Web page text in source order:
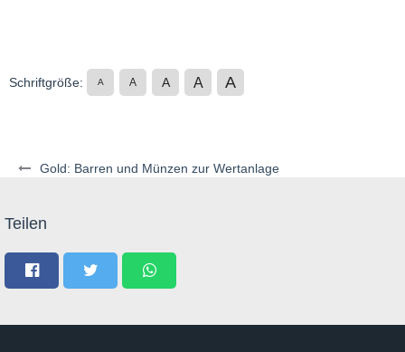
Gold: Barren und Münzen zur Wertanlage
Schriftgröße: A A A A A
Teilen